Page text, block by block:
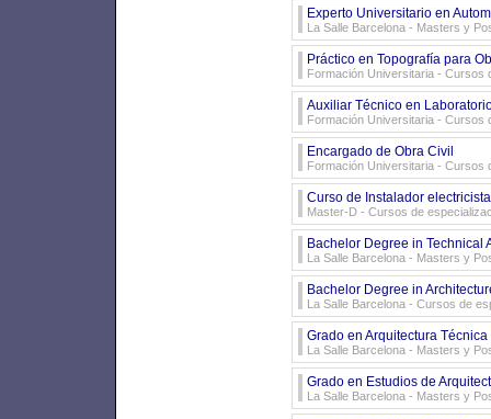
Experto Universitario en
La Salle Barcelona - Masters y
Práctico en Topografía para
Formación Universitaria - Cursos
Auxiliar Técnico en
Formación Universitaria - Cursos
Encargado de Obra Civil
Formación Universitaria - Cursos
Curso de Instalador electricista
Master-D - Cursos de
Bachelor Degree in Technical
La Salle Barcelona - Masters y
Bachelor Degree in
La Salle Barcelona - Cursos de
Grado en Arquitectura
La Salle Barcelona - Masters y
Grado en Estudios de
La Salle Barcelona - Masters y